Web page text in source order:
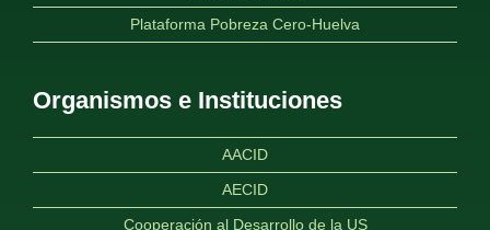
Plataforma Pobreza Cero-Huelva
Organismos e Instituciones
AACID
AECID
Cooperación al Desarrollo de la US